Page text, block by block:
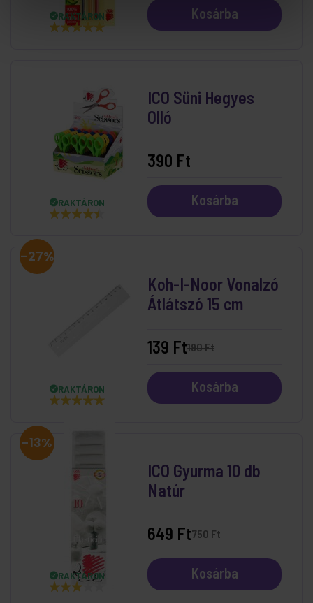
RAKTÁRON Kosárba
RAKTÁRON
ICO Süni Hegyes
Olló
390 Ft
Kosárba
-27%
RAKTÁRON
Koh-I-Noor Vonalzó
Átlátszó 15 cm
190 Ft
139 Ft
Kosárba
-13%
RAKTÁRON
ICO Gyurma 10 db
Natúr
750 Ft
649 Ft
Kosárba